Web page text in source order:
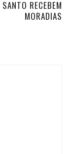
SANTO RECEBEM
MORADIAS